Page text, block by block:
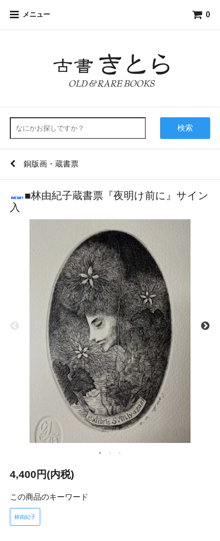
メニュー 0
検索
銅版画・蔵書票
■林由紀子蔵書票『夜明け前に』サイン
入
4,400円(内税)
この商品のキーワード
林由紀子